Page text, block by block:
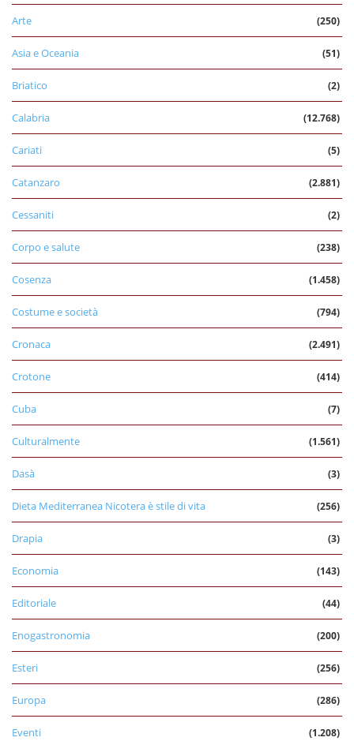
Arte (250)
Asia e Oceania (51)
Briatico (2)
Calabria (12.768)
Cariati (5)
Catanzaro (2.881)
Cessaniti (2)
Corpo e salute (238)
Cosenza (1.458)
Costume e società (794)
Cronaca (2.491)
Crotone (414)
Cuba (7)
Culturalmente (1.561)
Dasà (3)
Dieta Mediterranea Nicotera è stile di vita (256)
Drapia (3)
Economia (143)
Editoriale (44)
Enogastronomia (200)
Esteri (256)
Europa (286)
Eventi (1.208)